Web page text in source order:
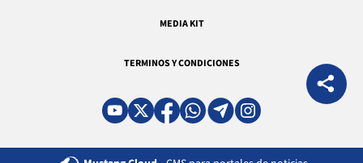
MEDIA KIT
TERMINOS Y CONDICIONES